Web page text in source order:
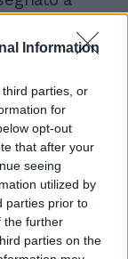
Information
parties, or
for
opt-out
that after your
seeing
utilized by
parties prior to
the further
parties on the
e i
coetanei)
ancora
era
non
che il
Nel